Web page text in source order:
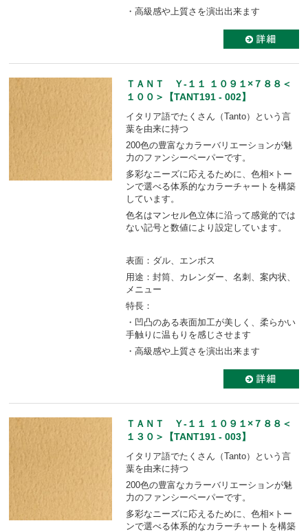
・高級感や上質さを演出出来ます
ＴＡＮＴ Ｙ-１１ １０９１×７８８＜
１００＞【TANT191 - 002】
イタリア語でたくさん（Tanto）という言
葉を由来に持つ
200色の豊富なカラーバリエーションが魅
力のファンシーペーパーです。
多彩なニーズに応えるために、色相×トー
ンで選べる体系的なカラーチャートを構築
しています。
色名はマンセル色立体に沿って感覚的では
ない記号と数値により設定しています。
表面：ダル、エンボス
用途：封筒、カレンダー、名刺、案内状、
メニュー
特長：
・凹凸のある表面加工が美しく、柔らかい
手触りに温もりを感じさせます
・高級感や上質さを演出出来ます
ＴＡＮＴ Ｙ-１１ １０９１×７８８＜
１３０＞【TANT191 - 003】
イタリア語でたくさん（Tanto）という言
葉を由来に持つ
200色の豊富なカラーバリエーションが魅
力のファンシーペーパーです。
多彩なニーズに応えるために、色相×トー
ンで選べる体系的なカラーチャートを構築